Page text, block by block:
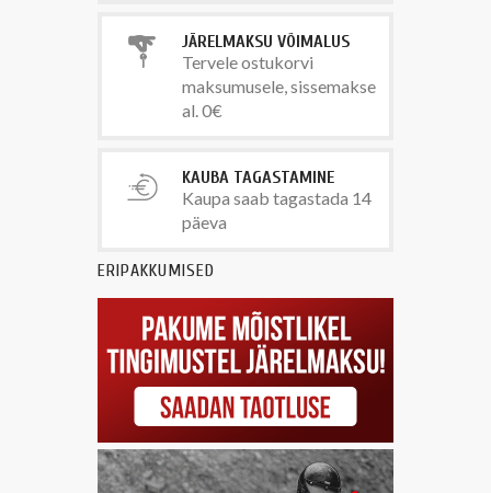
JÄRELMAKSU VÕIMALUS
Tervele ostukorvi
maksumusele, sissemakse
al. 0€
KAUBA TAGASTAMINE
Kaupa saab tagastada 14
päeva
ERIPAKKUMISED